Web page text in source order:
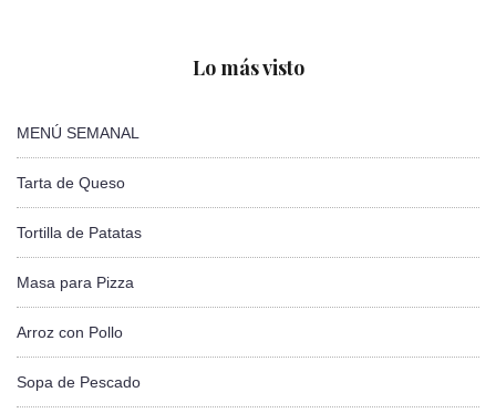
Lo más visto
MENÚ SEMANAL
Tarta de Queso
Tortilla de Patatas
Masa para Pizza
Arroz con Pollo
Sopa de Pescado